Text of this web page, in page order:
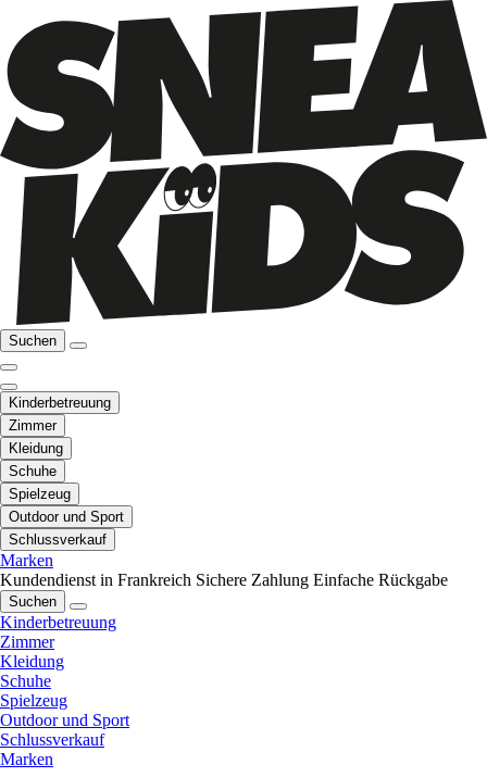
Suchen
Kinderbetreuung
Zimmer
Kleidung
Schuhe
Spielzeug
Outdoor und Sport
Schlussverkauf
Marken
Kundendienst in Frankreich Sichere Zahlung Einfache Rückgabe
Suchen
Kinderbetreuung
Zimmer
Kleidung
Schuhe
Spielzeug
Outdoor und Sport
Schlussverkauf
Marken